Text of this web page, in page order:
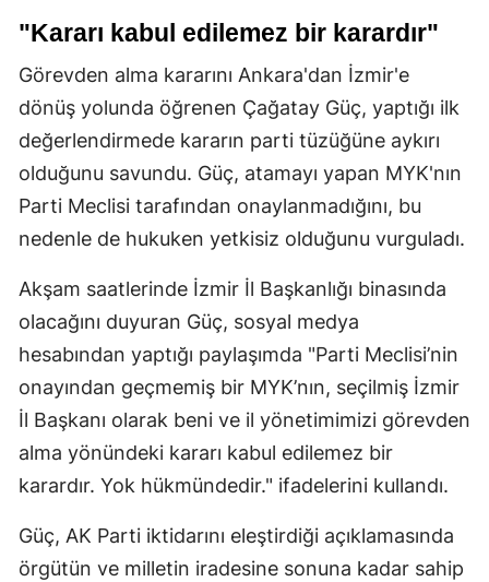
"Kararı kabul edilemez bir karardır"
Görevden alma kararını Ankara'dan İzmir'e
dönüş yolunda öğrenen Çağatay Güç, yaptığı ilk
değerlendirmede kararın parti tüzüğüne aykırı
olduğunu savundu. Güç, atamayı yapan MYK'nın
Parti Meclisi tarafından onaylanmadığını, bu
nedenle de hukuken yetkisiz olduğunu vurguladı.
Akşam saatlerinde İzmir İl Başkanlığı binasında
olacağını duyuran Güç, sosyal medya
hesabından yaptığı paylaşımda "Parti Meclisi’nin
onayından geçmemiş bir MYK’nın, seçilmiş İzmir
İl Başkanı olarak beni ve il yönetimimizi görevden
alma yönündeki kararı kabul edilemez bir
karardır. Yok hükmündedir." ifadelerini kullandı.
Güç, AK Parti iktidarını eleştirdiği açıklamasında
örgütün ve milletin iradesine sonuna kadar sahip